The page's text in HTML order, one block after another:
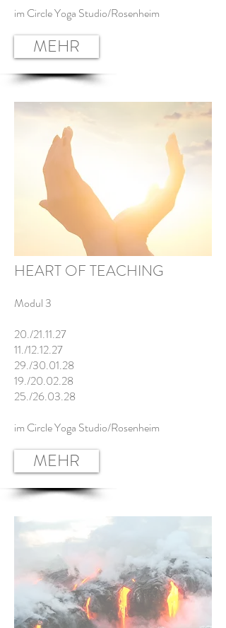
im Circle Yoga Studio/Rosenheim
MEHR
HEART OF TEACHING
Modul 3
20./21.11.27
11./12.12.27
29./30.01.28
19./20.02.28
25./26.03.28
im Circle Yoga Studio/Rosenheim
MEHR